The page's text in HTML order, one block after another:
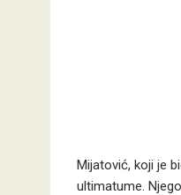
Mijatović, koji je
ultimatume.